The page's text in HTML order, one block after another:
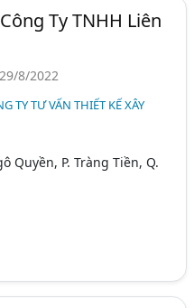
Ty TNHH Liên
8/2022
TY TƯ VẤN THIẾT KẾ XÂY
Quyền, P. Tràng Tiền, Q.